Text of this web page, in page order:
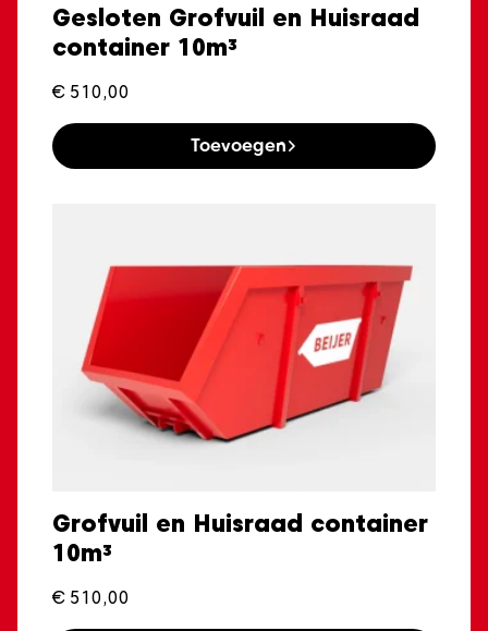
Gesloten Grofvuil en Huisraad
container 10m³
€ 510,00
Toevoegen
Grofvuil en Huisraad container
10m³
€ 510,00